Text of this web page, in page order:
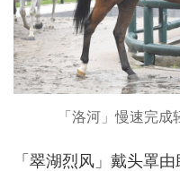
「洛河」慢速完成
「翠湖烈风」戴头罩